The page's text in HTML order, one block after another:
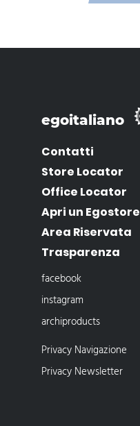
egoitaliano
Contatti
Store Locator
Office Locator
Apri un Egostore
Area Riservata
Trasparenza
facebook
instagram
archiproducts
Privacy Navigazione
Privacy Newsletter